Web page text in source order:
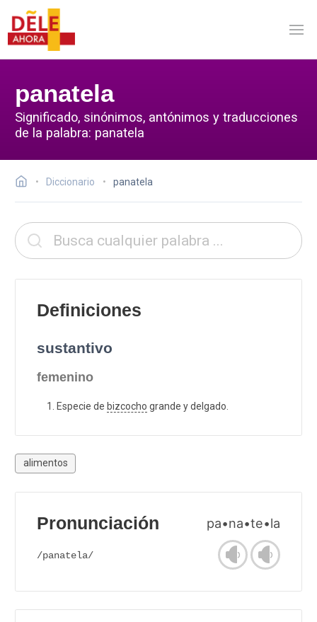
panatela
Significado, sinónimos, antónimos y traducciones
de la palabra: panatela
Diccionario panatela
Definiciones
sustantivo
femenino
Especie de bizcocho grande y delgado.
alimentos
Pronunciación pa•na•te•la
/panatela/